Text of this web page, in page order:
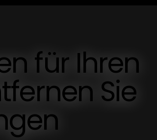
für Ihren
Sie